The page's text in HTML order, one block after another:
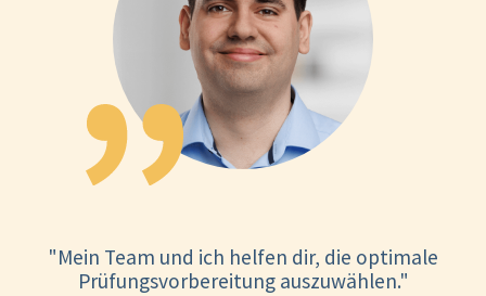
"Mein Team und ich helfen dir, die optimale
Prüfungsvorbereitung auszuwählen."